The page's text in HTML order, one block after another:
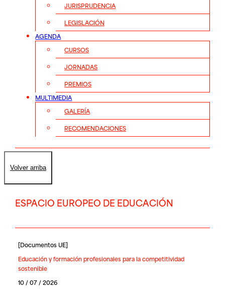
JURISPRUDENCIA
LEGISLACIÓN
AGENDA
CURSOS
JORNADAS
PREMIOS
MULTIMEDIA
GALERÍA
RECOMENDACIONES
Volver arriba
ESPACIO EUROPEO DE EDUCACIÓN
[Documentos UE]
Educación y formación profesionales para la competitividad
sostenible
10 / 07 / 2026